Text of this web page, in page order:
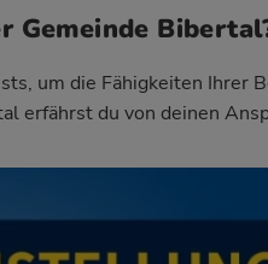
Gemeinde
um die Fähigkeiten Ihrer
erfährst du von deinen